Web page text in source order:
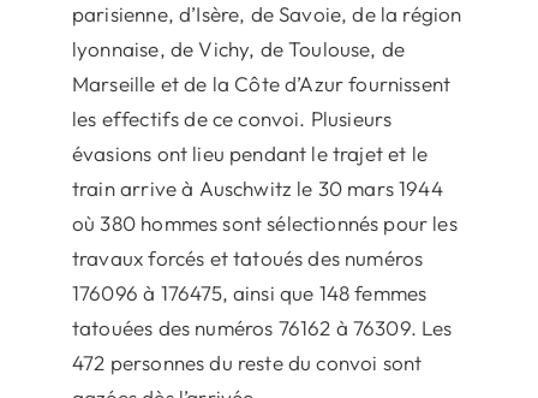
parisienne, d’Isère, de Savoie, de la région
lyonnaise, de Vichy, de Toulouse, de
Marseille et de la Côte d’Azur fournissent
les effectifs de ce convoi. Plusieurs
évasions ont lieu pendant le trajet et le
train arrive à Auschwitz le 30 mars 1944
où 380 hommes sont sélectionnés pour les
travaux forcés et tatoués des numéros
176096 à 176475, ainsi que 148 femmes
tatouées des numéros 76162 à 76309. Les
472 personnes du reste du convoi sont